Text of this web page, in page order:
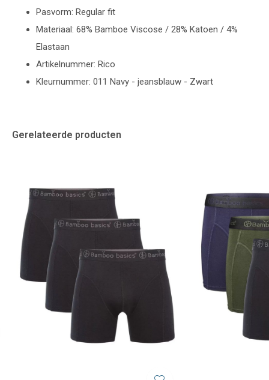
Pasvorm: Regular fit
Materiaal: 68% Bamboe Viscose / 28% Katoen / 4%
Elastaan
Artikelnummer: Rico
Kleurnummer: 011 Navy - jeansblauw - Zwart
Gerelateerde producten